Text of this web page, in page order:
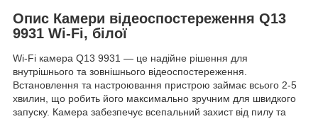
Опис Камери відеоспостереження Q13
9931 Wi-Fi, білої
Wi-Fi камера Q13 9931 — це надійне рішення для
внутрішнього та зовнішнього відеоспостереження.
Встановлення та настроювання пристрою займає всього 2-5
хвилин, що робить його максимально зручним для швидкого
запуску. Камера забезпечує всепальний захист від пилу та